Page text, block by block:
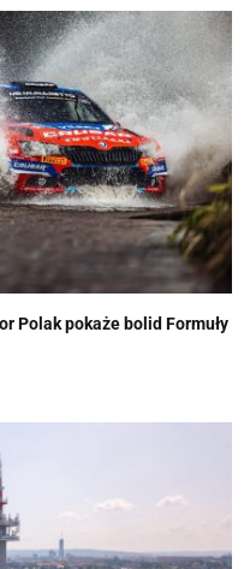
Polak pokaże bolid Formuły